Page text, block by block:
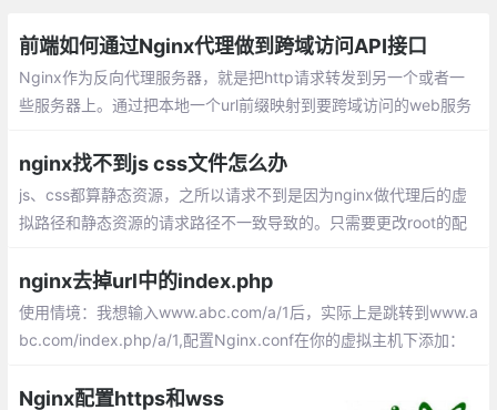
前端如何通过Nginx代理做到跨域访问API接口
Nginx作为反向代理服务器，就是把http请求转发到另一个或者一
些服务器上。通过把本地一个url前缀映射到要跨域访问的web服务
务器上的一个url
nginx找不到js css文件怎么办
js、css都算静态资源，之所以请求不到是因为nginx做代理后的虚
拟路径和静态资源的请求路径不一致导致的。只需要更改root的配
nginx去掉url中的index.php
使用情境：我想输入www.abc.com/a/1后，实际上是跳转到www.a
bc.com/index.php/a/1,配置Nginx.conf在你的虚拟主机下添加：
Nginx配置https和wss